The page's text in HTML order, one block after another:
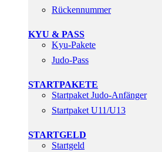
Rückennummer
KYU & PASS
Kyu-Pakete
Judo-Pass
STARTPAKETE
Startpaket Judo-Anfänger
Startpaket U11/U13
STARTGELD
Startgeld